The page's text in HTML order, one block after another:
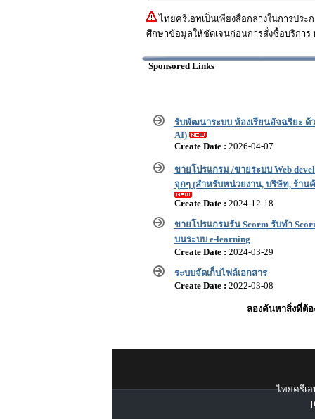
ไทยครีเอทเป็นเพียงสื่อกลางในการปร
ศึกษาข้อมูลให้ชัดเจนก่อนการสั่งซื้อบริการ
Sponsored Links
รับพัฒนาระบบ ห้องเรียนอัจฉริยะ ด้ว
AI)
Create Date : 2026-04-07
ขายโปรแกรม /ขายระบบ Web
จุกๆ (สำหรับหน่วยงาน, บริษัท, ร้าน
Create Date : 2024-12-18
ขายโปรแกรมรัน Scorm รับทำ
บนระบบ e-learning
Create Date : 2024-03-29
ระบบจัดเก็บไฟล์เอกสาร
Create Date : 2022-03-08
ลองค้นหาสิ่งที่ต้อ
ไทยครีเอ
[